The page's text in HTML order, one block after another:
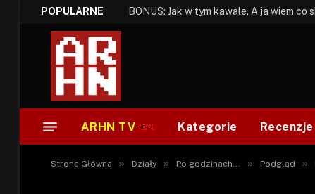
POPULARNE
ARHN TV Kategorie Recenzje
Strona Główna » Działy » Po godzinach... » Podgląd »